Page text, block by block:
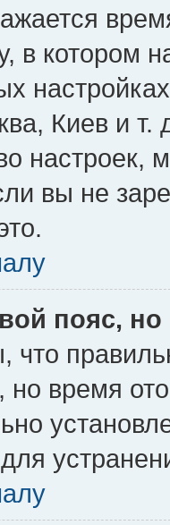
в котором
Киев и т.
настроек,
вы не
пояс,
но время